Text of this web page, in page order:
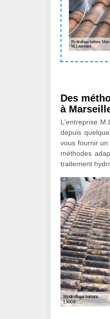
Des
à
L'entreprise
depuis
vous fournir
méthodes
traitement